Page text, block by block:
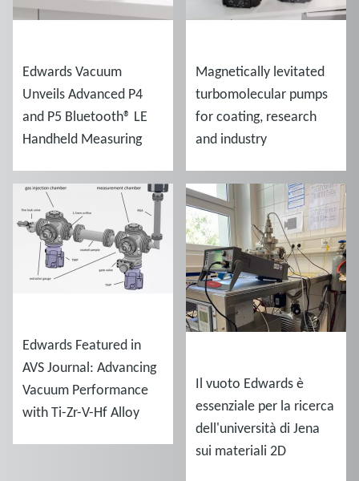
Edwards Vacuum
Unveils Advanced P4
and P5 Bluetooth® LE
Handheld Measuring
Magnetically levitated
turbomolecular pumps
for coating, research
and industry
Edwards Featured in
AVS Journal: Advancing
Vacuum Performance
with Ti-Zr-V-Hf Alloy
Il vuoto Edwards è
essenziale per la ricerca
dell'università di Jena
sui materiali 2D